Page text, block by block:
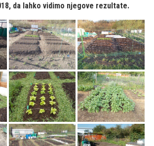
da lahko vidimo njegove rezultate.